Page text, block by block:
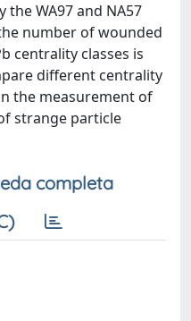
WA97 and NA57
number of wounded
centrality classes is
different centrality
the measurement of
strange particle
completa